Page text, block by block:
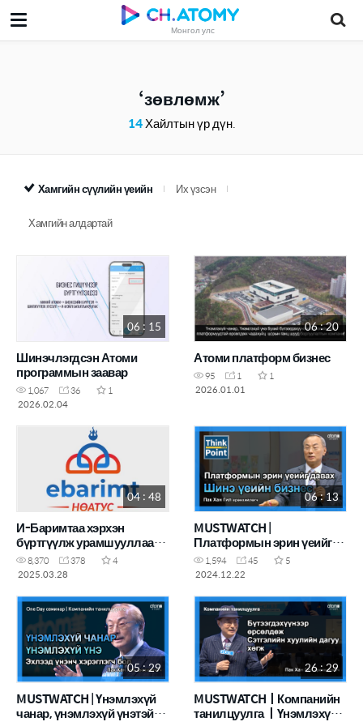
Монгол улс
зөвлөмж
14Хайлтын үр дүн.
Хамгийн сүүлийн үеийн
Их үзсэн
Хамгийн алдартай
06 : 15
Шинэчлэгдсэн Атоми
программын заавар
1,067 36
1
2026.02.04
06 : 20
Атоми платформ бизнес
95 1
1
2026.01.01
04 : 48
И-Баримтаа хэрхэн
бүртгүүлж урамшууллаа
авах вэ? /Шинэчилсэн
хувилбар/
8,370 378
4
2025.03.28
06 : 13
MUSTWATCH |
Платформын эрин үеийг
давах шинэ үеийн бизнес
1,594 45
5
2024.12.22
05 : 29
MUSTWATCH | Үнэмлэхүй
чанар, үнэмлэхүй үнэтэй
26 : 29
MUSTWATCHㅣКомпанийн
танилцуулга ㅣҮнэмлэхүй